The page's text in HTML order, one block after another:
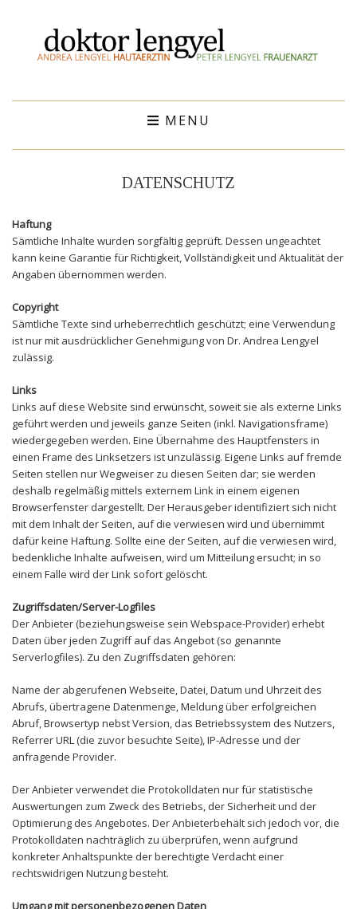
MENU
DATENSCHUTZ
Haftung
Sämtliche Inhalte wurden sorgfältig geprüft. Dessen ungeachtet
kann keine Garantie für Richtigkeit, Vollständigkeit und Aktualität der
Angaben übernommen werden.
Copyright
Sämtliche Texte sind urheberrechtlich geschützt; eine Verwendung
ist nur mit ausdrücklicher Genehmigung von Dr. Andrea Lengyel
zulässig.
Links
Links auf diese Website sind erwünscht, soweit sie als externe Links
geführt werden und jeweils ganze Seiten (inkl. Navigationsframe)
wiedergegeben werden. Eine Übernahme des Hauptfensters in
einen Frame des Linksetzers ist unzulässig. Eigene Links auf fremde
Seiten stellen nur Wegweiser zu diesen Seiten dar; sie werden
deshalb regelmäßig mittels externem Link in einem eigenen
Browserfenster dargestellt. Der Herausgeber identifiziert sich nicht
mit dem Inhalt der Seiten, auf die verwiesen wird und übernimmt
dafür keine Haftung. Sollte eine der Seiten, auf die verwiesen wird,
bedenkliche Inhalte aufweisen, wird um Mitteilung ersucht; in so
einem Falle wird der Link sofort gelöscht.
Zugriffsdaten/Server-Logfiles
Der Anbieter (beziehungsweise sein Webspace-Provider) erhebt
Daten über jeden Zugriff auf das Angebot (so genannte
Serverlogfiles). Zu den Zugriffsdaten gehören:
Name der abgerufenen Webseite, Datei, Datum und Uhrzeit des
Abrufs, übertragene Datenmenge, Meldung über erfolgreichen
Abruf, Browsertyp nebst Version, das Betriebssystem des Nutzers,
Referrer URL (die zuvor besuchte Seite), IP-Adresse und der
anfragende Provider.
Der Anbieter verwendet die Protokolldaten nur für statistische
Auswertungen zum Zweck des Betriebs, der Sicherheit und der
Optimierung des Angebotes. Der Anbieterbehält sich jedoch vor, die
Protokolldaten nachträglich zu überprüfen, wenn aufgrund
konkreter Anhaltspunkte der berechtigte Verdacht einer
rechtswidrigen Nutzung besteht.
Umgang mit personenbezogenen Daten